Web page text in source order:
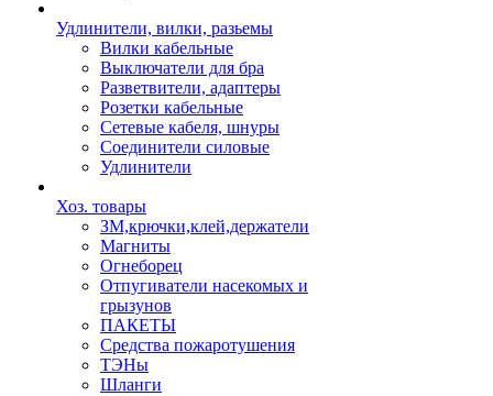
Удлинители, вилки, разьемы
Вилки кабельные
Выключатели для бра
Разветвители, адаптеры
Розетки кабельные
Сетевые кабеля, шнуры
Соединители силовые
Удлинители
Хоз. товары
ЗМ,крючки,клей,держатели
Магниты
Огнеборец
Отпугиватели насекомых и
грызунов
ПАКЕТЫ
Средства пожаротушения
ТЭНы
Шланги